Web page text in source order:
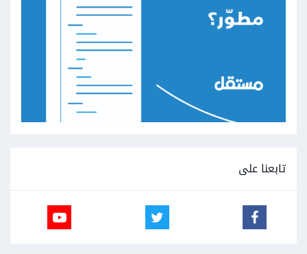
تابعنا على